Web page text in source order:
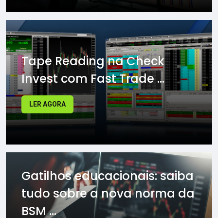
Tape Reading na Check
Invest com Fast Trade ...
LER AGORA
Gatilhos educacionais: saiba
tudo sobre a nova norma da
BSM ...